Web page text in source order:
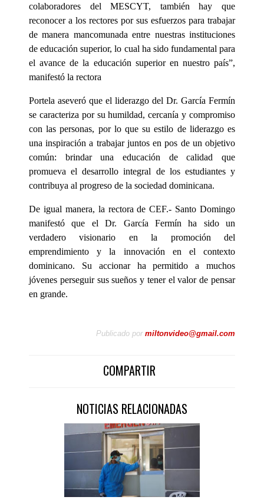
colaboradores del MESCYT, también hay que
reconocer a los rectores por sus esfuerzos para trabajar
de manera mancomunada entre nuestras instituciones
de educación superior, lo cual ha sido fundamental para
el avance de la educación superior en nuestro país”,
manifestó la rectora
Portela aseveró que el liderazgo del Dr. García Fermín
se caracteriza por su humildad, cercanía y compromiso
con las personas, por lo que su estilo de liderazgo es
una inspiración a trabajar juntos en pos de un objetivo
común: brindar una educación de calidad que
promueva el desarrollo integral de los estudiantes y
contribuya al progreso de la sociedad dominicana.
De igual manera, la rectora de CEF.- Santo Domingo
manifestó que el Dr. García Fermín ha sido un
verdadero visionario en la promoción del
emprendimiento y la innovación en el contexto
dominicano. Su accionar ha permitido a muchos
jóvenes perseguir sus sueños y tener el valor de pensar
en grande.
Publicado por miltonvideo@gmail.com
COMPARTIR
NOTICIAS RELACIONADAS